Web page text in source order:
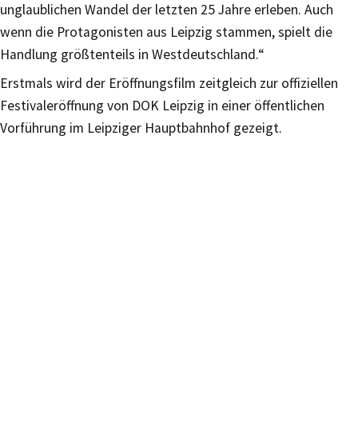
unglaublichen Wandel der letzten 25 Jahre erleben. Auch
wenn die Protagonisten aus Leipzig stammen, spielt die
Handlung größtenteils in Westdeutschland.“
Erstmals wird der Eröffnungsfilm zeitgleich zur offiziellen
Festivaleröffnung von DOK Leipzig in einer öffentlichen
Vorführung im Leipziger Hauptbahnhof gezeigt.